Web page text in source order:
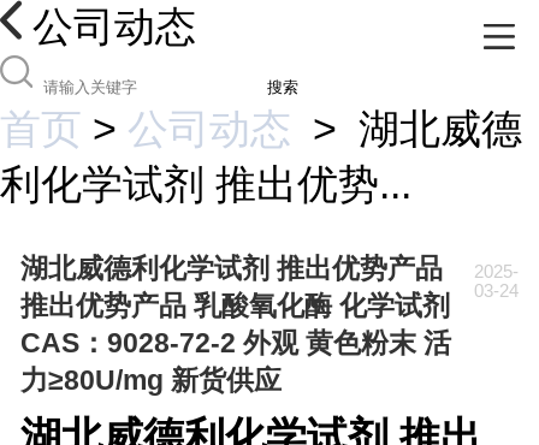
公司动态
搜索
首页 > 公司动态 > 湖北威德
利化学试剂 推出优势...
湖北威德利化学试剂 推出优势产品
推出优势产品 乳酸氧化酶 化学试剂
CAS：9028-72-2 外观 黄色粉末 活
力≥80U/mg 新货供应
2025-
03-24